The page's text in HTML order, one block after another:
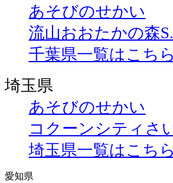
あそびのせかい
流山おおたかの森
千葉県一覧はこちら
埼玉県
あそびのせかい
コクーンシティさ
埼玉県一覧はこちら
愛知県